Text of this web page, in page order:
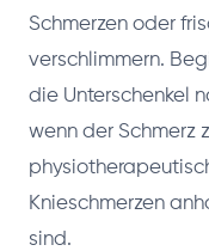
Schmerzen oder
verschlimmern.
die Unterschenkel
wenn der Schmerz
Knieschmerzen
sind.